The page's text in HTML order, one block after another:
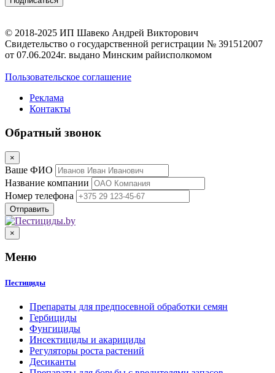
© 2018-2025 ИП Шавеко Андрей Викторович
Свидетельство о государственной регистрации № 391512007
от 07.06.2024г. выдано Минским райисполкомом
Пользовательское соглашение
Реклама
Контакты
Обратный звонок
×
Ваше ФИО
Название компании
Номер телефона
×
Меню
Пестициды
Препараты для предпосевной обработки семян
Гербициды
Фунгициды
Инсектициды и акарициды
Регуляторы роста растений
Десиканты